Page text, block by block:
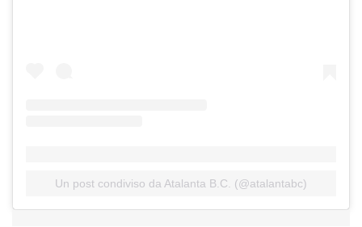
Un post condiviso da Atalanta B.C. (@atalantabc)